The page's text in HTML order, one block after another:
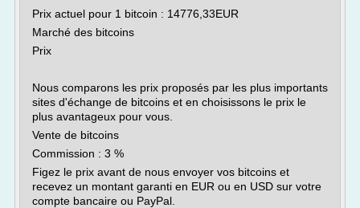
Prix actuel pour 1 bitcoin : 14776,33EUR
Marché des bitcoins
Prix
Nous comparons les prix proposés par les plus importants
sites d'échange de bitcoins et en choisissons le prix le
plus avantageux pour vous.
Vente de bitcoins
Commission : 3 %
Figez le prix avant de nous envoyer vos bitcoins et
recevez un montant garanti en EUR ou en USD sur votre
compte bancaire ou PayPal.